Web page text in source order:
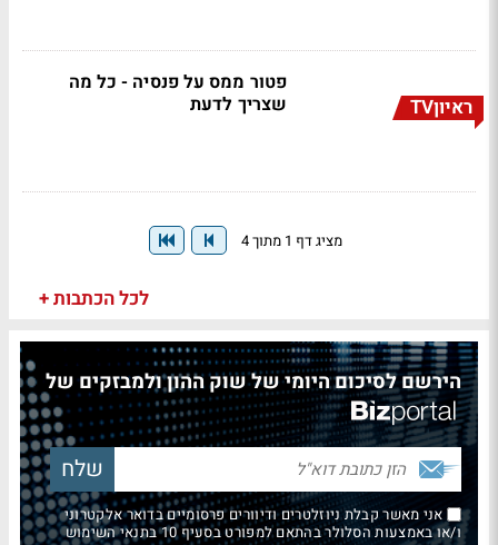
ראיוןTV
פטור ממס על פנסיה - כל מה
שצריך לדעת
מציג דף 1 מתוך 4
לכל הכתבות +
הירשם לסיכום היומי של שוק ההון ולמבזקים של
אני מאשר קבלת ניוזלטרים ודיוורים פרסומיים בדואר אלקטרוני
ו/או באמצעות הסלולר בהתאם למפורט בסעיף 10 בתנאי השימוש